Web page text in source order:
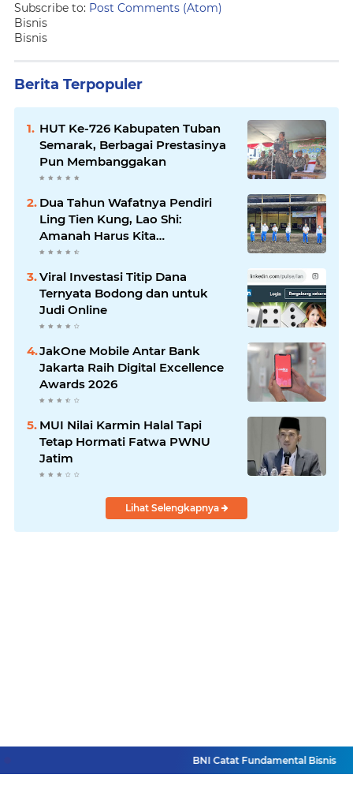
Subscribe to: Post Comments (Atom)
Bisnis
Bisnis
Berita Terpopuler
HUT Ke-726 Kabupaten Tuban
Semarak, Berbagai Prestasinya
Pun Membanggakan
Dua Tahun Wafatnya Pendiri
Ling Tien Kung, Lao Shi:
Amanah Harus Kita
Laksanakan!
Viral Investasi Titip Dana
Ternyata Bodong dan untuk
Judi Online
JakOne Mobile Antar Bank
Jakarta Raih Digital Excellence
Awards 2026
MUI Nilai Karmin Halal Tapi
Tetap Hormati Fatwa PWNU
Jatim
Lihat Selengkapnya
BNI Catat Fundamental Bisnis